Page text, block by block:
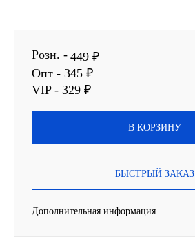
TOTAL
UNIX
ZIC
BP VISCO
Розн. - 449 ₽
Опт - 345 ₽
VIP - 329 ₽
В КОРЗИНУ
БЫСТРЫЙ ЗАКАЗ
Дополнительная информация